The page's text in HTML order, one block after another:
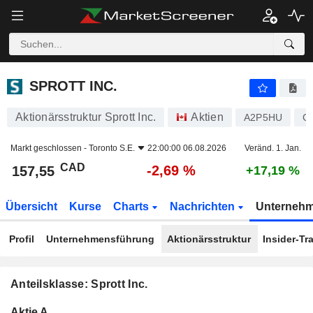
SPROTT INC.
SPROTT INC.
Aktionärsstruktur Sprott Inc. Aktien A2P5HU
Markt geschlossen - Toronto S.E. 22:00:00 06.08.2026 Veränd. 1. Jan.
157,55 CAD -2,69 % +17,19 %
Übersicht Kurse Charts Nachrichten
Profil Unternehmensführung Aktionärsstruktur Insider-
Anteilsklasse: Sprott Inc.